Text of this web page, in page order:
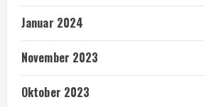
Januar 2024
November 2023
Oktober 2023